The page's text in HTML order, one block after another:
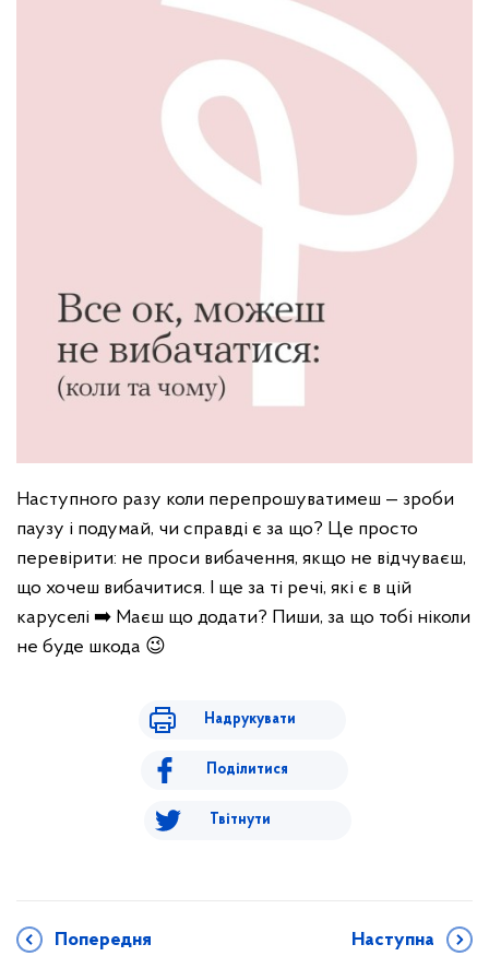
Наступного разу коли перепрошуватимеш — зроби
паузу і подумай, чи справді є за що? Це просто
перевірити: не проси вибачення, якщо не відчуваєш,
що хочеш вибачитися. І ще за ті речі, які є в цій
каруселі ➡️ Маєш що додати? Пиши, за що тобі ніколи
не буде шкода 😉
Надрукувати
Поділитися
Твітнути
Попередня Наступна